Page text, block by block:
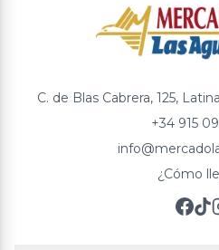
C. de Blas Cabrera, 125,
+34 915
¿Cómo